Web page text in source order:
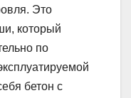
Это
который
по
бетон с